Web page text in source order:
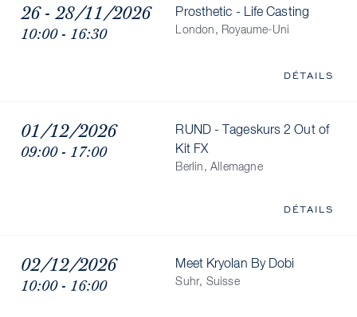
26 - 28/11/2026
10:00 - 16:30
Prosthetic - Life Casting
London, Royaume-Uni
DÉTAILS
01/12/2026
09:00 - 17:00
RUND - Tageskurs 2 Out of
Kit FX
Berlin, Allemagne
DÉTAILS
02/12/2026
10:00 - 16:00
Meet Kryolan By Dobi
Suhr, Suisse